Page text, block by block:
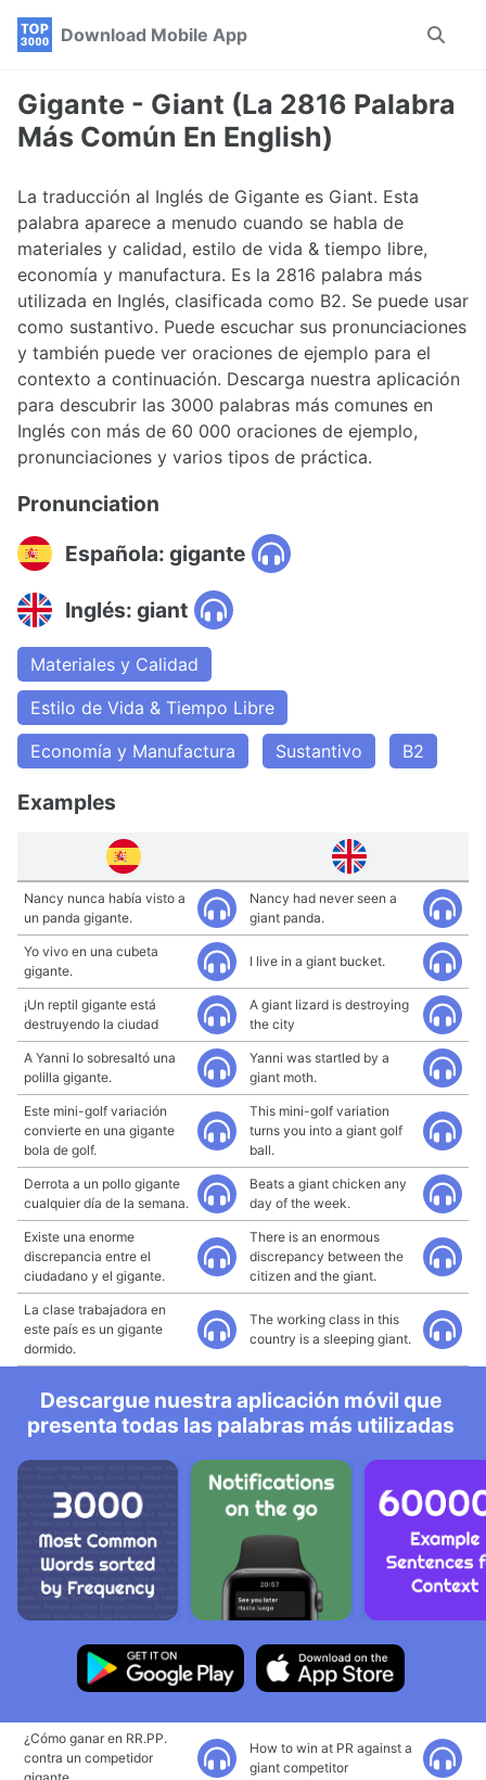
Skip
navigation
Skip
Skip
Download Mobile App
Toggle
Gigante - Giant (La 2816 Palabra
Más Común En English)
La traducción al Inglés de Gigante es Giant. Esta
palabra aparece a menudo cuando se habla de
materiales y calidad, estilo de vida & tiempo libre,
economía y manufactura. Es la 2816 palabra más
utilizada en Inglés, clasificada como B2. Se puede usar
como sustantivo. Puede escuchar sus pronunciaciones
y también puede ver oraciones de ejemplo para el
contexto a continuación. Descarga nuestra aplicación
para descubrir las 3000 palabras más comunes en
Inglés con más de 60 000 oraciones de ejemplo,
pronunciaciones y varios tipos de práctica.
Pronunciation
Española: gigante
Inglés: giant
Materiales y Calidad
Estilo de Vida & Tiempo Libre
Economía y Manufactura
Sustantivo B2
Examples
Nancy nunca había visto a
un panda gigante.
Nancy had never seen a
giant panda.
Yo vivo en una cubeta
gigante.
I live in a giant bucket.
¡Un reptil gigante está
destruyendo la ciudad
A giant lizard is destroying
the city
A Yanni lo sobresaltó una
polilla gigante.
Yanni was startled by a
giant moth.
Este mini-golf variación
convierte en una gigante
bola de golf.
This mini-golf variation
turns you into a giant golf
ball.
Derrota a un pollo gigante
cualquier día de la semana.
Beats a giant chicken any
day of the week.
Existe una enorme
discrepancia entre el
ciudadano y el gigante.
There is an enormous
discrepancy between the
citizen and the giant.
La clase trabajadora en
este país es un gigante
dormido.
The working class in this
country is a sleeping giant.
Descargue nuestra aplicación móvil que
presenta todas las palabras más utilizadas
¿Cómo ganar en RR.PP.
contra un competidor
How to win at PR against a
giant competitor